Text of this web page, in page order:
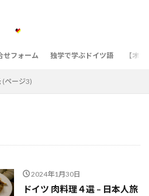
せフォーム 独学で学ぶドイツ語 【オ
(ページ3)
2024年1月30日
ドイツ 肉料理４選 – 日本人旅